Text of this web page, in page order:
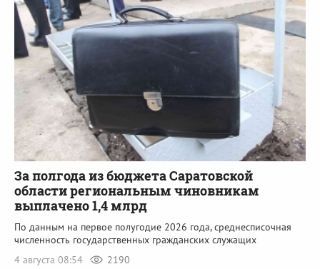
За полгода из бюджета Саратовской
области региональным чиновникам
выплачено 1,4 млрд
По данным на первое полугодие 2026 года, среднесписочная
численность государственных гражданских служащих
4 августа 08:54
2190